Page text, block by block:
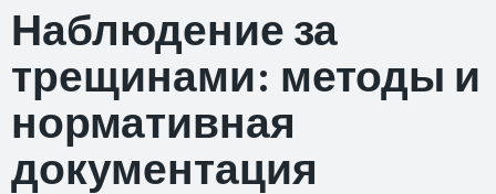
Наблюдение за
трещинами: методы и
нормативная
документация